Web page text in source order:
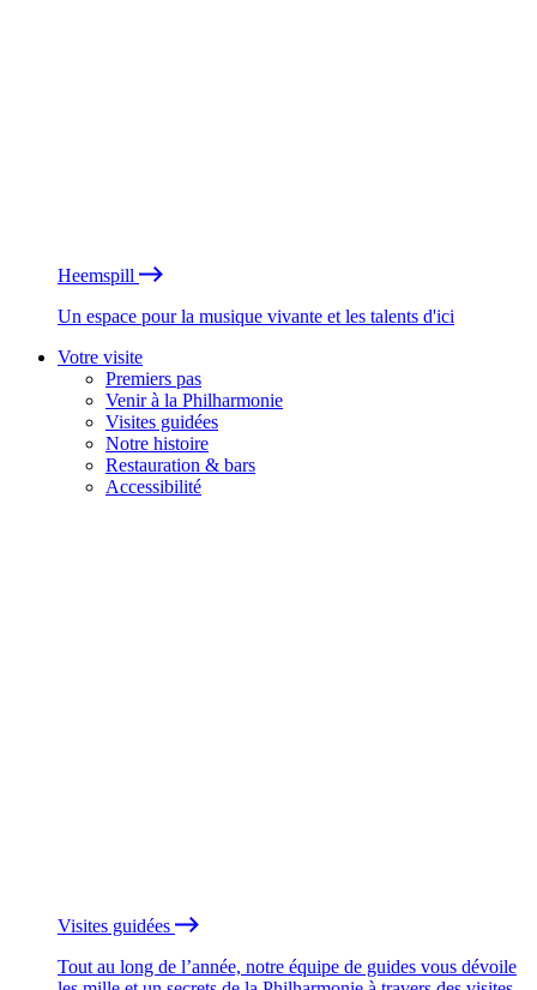
Heemspill
Un espace pour la musique vivante et les talents d'ici
Votre visite
Premiers pas
Venir à la Philharmonie
Visites guidées
Notre histoire
Restauration & bars
Accessibilité
Visites guidées
Tout au long de l’année, notre équipe de guides vous dévoile